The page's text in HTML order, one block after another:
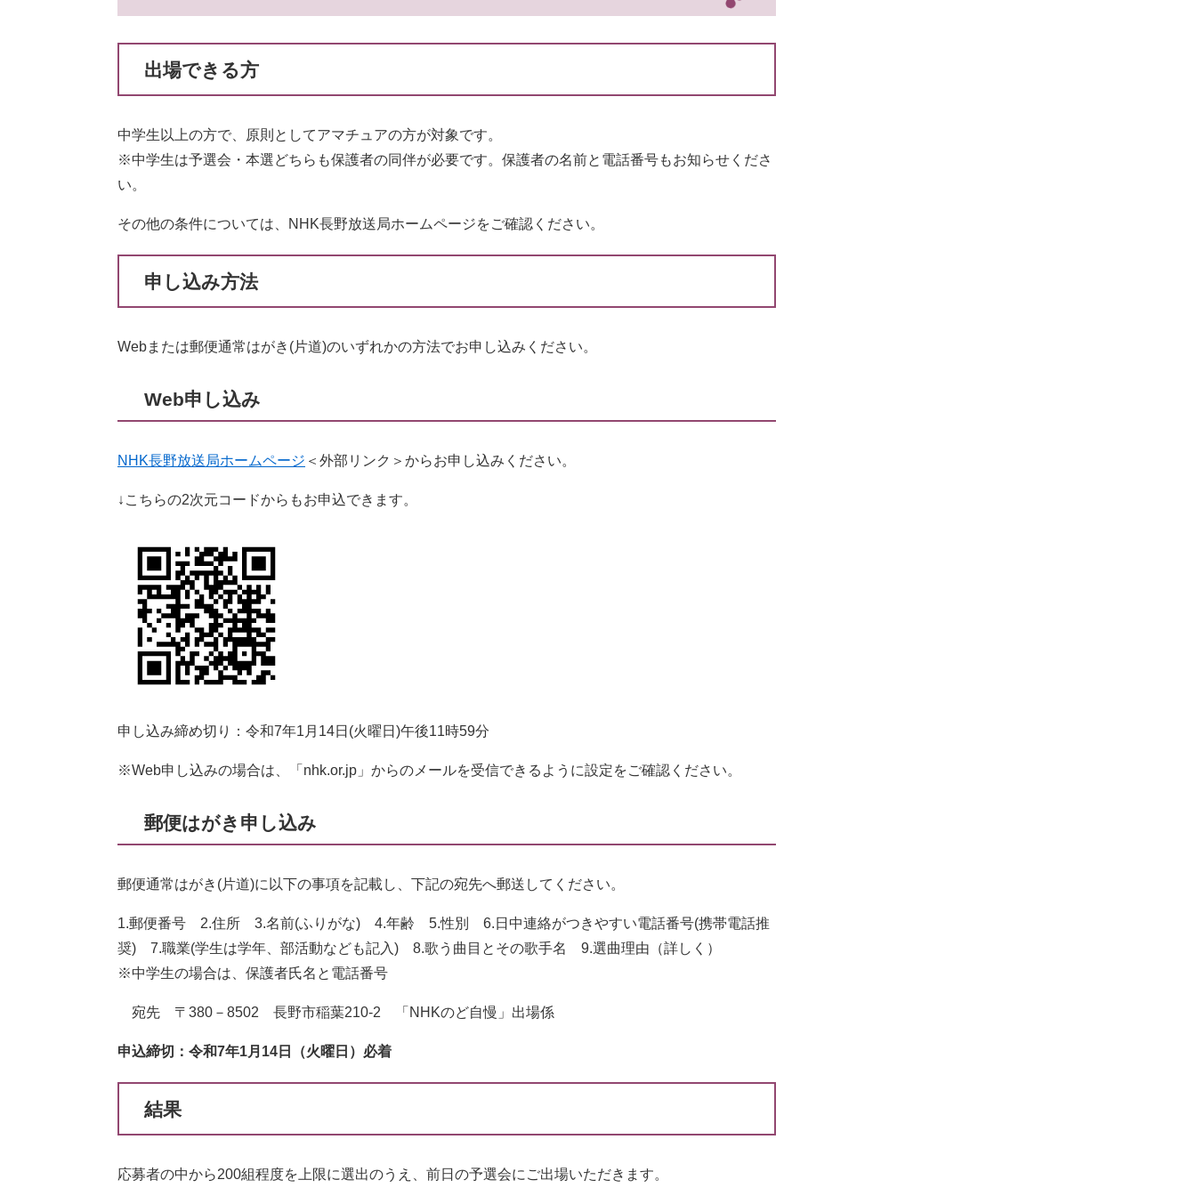
出場できる方
中学生以上の方で、原則としてアマチュアの方が対象です。
※中学生は予選会・本選どちらも保護者の同伴が必要です。保護者の名前と電話番号もお知らせくださ
い。
その他の条件については、NHK長野放送局ホームページをご確認ください。
申し込み方法
Webまたは郵便通常はがき(片道)のいずれかの方法でお申し込みください。
Web申し込み
NHK長野放送局ホームページ ＜外部リンク＞ からお申し込みください。
↓こちらの2次元コードからもお申込できます。
申し込み締め切り：令和7年1月14日(火曜日)午後11時59分
※Web申し込みの場合は、「nhk.or.jp」からのメールを受信できるように設定をご確認ください。
郵便はがき申し込み
郵便通常はがき(片道)に以下の事項を記載し、下記の宛先へ郵送してください。
1.郵便番号 2.住所 3.名前(ふりがな) 4.年齢 5.性別 6.日中連絡がつきやすい電話番号(携帯電話推
奨) 7.職業(学生は学年、部活動なども記入) 8.歌う曲目とその歌手名 9.選曲理由（詳しく）
※中学生の場合は、保護者氏名と電話番号
宛先 〒380－8502 長野市稲葉210-2 「NHKのど自慢」出場係
申込締切：令和7年1月14日（火曜日）必着
結果
応募者の中から200組程度を上限に選出のうえ、前日の予選会にご出場いただきます。